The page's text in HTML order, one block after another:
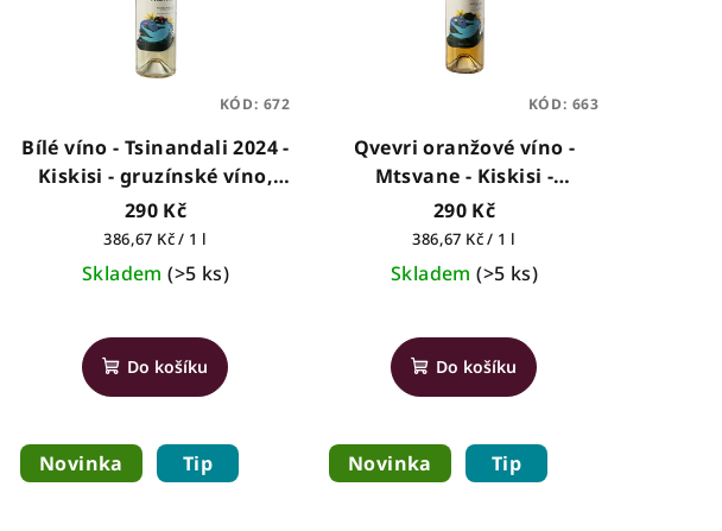
Bílé víno - Tsinandali 2024 -
Kiskisi - gruzínské víno,
0,75l
290 Kč
Měrná
cena:
386,67 Kč / 1 l
Skladem(>5 ks)
Do košíku
KÓD: 672
Qvevri oranžové víno -
Mtsvane - Kiskisi -
gruzínské víno, 0,75l
290 Kč
Měrná
cena:
386,67 Kč / 1 l
Skladem(>5 ks)
Do košíku
KÓD: 663
Novinka Tip Novinka Tip